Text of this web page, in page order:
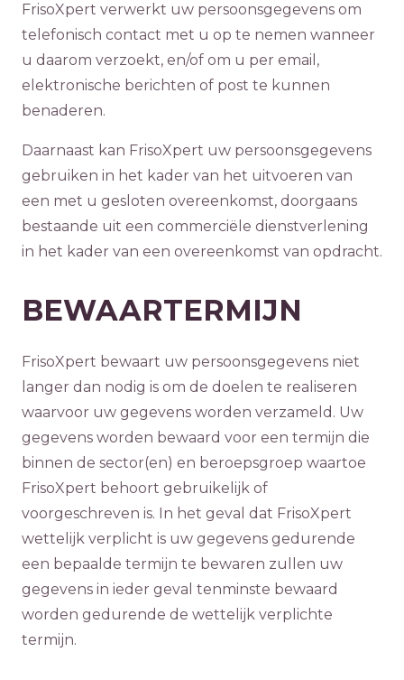
FrisoXpert verwerkt uw persoonsgegevens om
telefonisch contact met u op te nemen wanneer
u daarom verzoekt, en/of om u per email,
elektronische berichten of post te kunnen
benaderen.
Daarnaast kan FrisoXpert uw persoonsgegevens
gebruiken in het kader van het uitvoeren van
een met u gesloten overeenkomst, doorgaans
bestaande uit een commerciële dienstverlening
in het kader van een overeenkomst van opdracht.
BEWAARTERMIJN
FrisoXpert bewaart uw persoonsgegevens niet
langer dan nodig is om de doelen te realiseren
waarvoor uw gegevens worden verzameld. Uw
gegevens worden bewaard voor een termijn die
binnen de sector(en) en beroepsgroep waartoe
FrisoXpert behoort gebruikelijk of
voorgeschreven is. In het geval dat FrisoXpert
wettelijk verplicht is uw gegevens gedurende
een bepaalde termijn te bewaren zullen uw
gegevens in ieder geval tenminste bewaard
worden gedurende de wettelijk verplichte
termijn.